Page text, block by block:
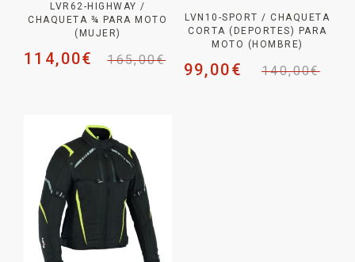
LVR62-HIGHWAY /
CHAQUETA ¾ PARA MOTO
(MUJER)
165,00€
114,00€
LVN10-SPORT / CHAQUETA
CORTA (DEPORTES) PARA
MOTO (HOMBRE)
140,00€
99,00€